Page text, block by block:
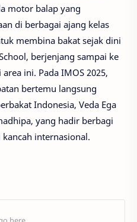
motor balap yang
di berbagai ajang kelas
membina bakat sejak dini
berjenjang sampai ke
ini. Pada IMOS 2025,
bertemu langsung
Indonesia, Veda Ega
yang hadir berbagi
internasional.